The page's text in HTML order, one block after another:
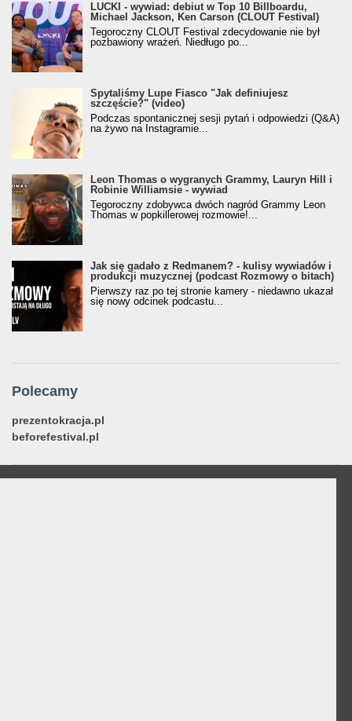
LUCKI - wywiad: debiut w Top 10 Billboardu,
Michael Jackson, Ken Carson (CLOUT Festival)
Tegoroczny CLOUT Festival zdecydowanie nie był
pozbawiony wrażeń. Niedługo po...
Spytaliśmy Lupe Fiasco "Jak definiujesz
szczęście?" (video)
Podczas spontanicznej sesji pytań i odpowiedzi (Q&A)
na żywo na Instagramie...
Leon Thomas o wygranych Grammy, Lauryn Hill i
Robinie Williamsie - wywiad
Tegoroczny zdobywca dwóch nagród Grammy Leon
Thomas w popkillerowej rozmowie!...
Jak się gadało z Redmanem? - kulisy wywiadów i
produkcji muzycznej (podcast Rozmowy o bitach)
Pierwszy raz po tej stronie kamery - niedawno ukazał
się nowy odcinek podcastu...
Polecamy
prezentokracja.pl
beforefestival.pl